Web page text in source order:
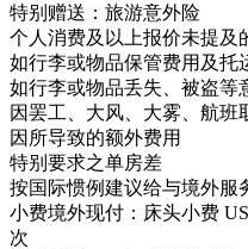
特别赠送：旅游意外险
个人消费及以上报价未提及
如行李或物品保管费用及托
如行李或物品丢失、被盗等
因罢工、大风、大雾、航
因所导致的额外费用
特别要求之单房差
按国际惯例建议给与境外服
小费境外现付：床头小费
次